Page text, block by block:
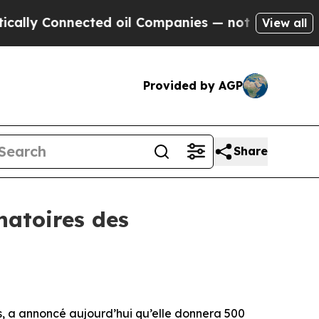
oil Companies — not Taxpayers —
View all
Provided by AGP
Share
des
annoncé aujourd’hui qu’elle donnera 500